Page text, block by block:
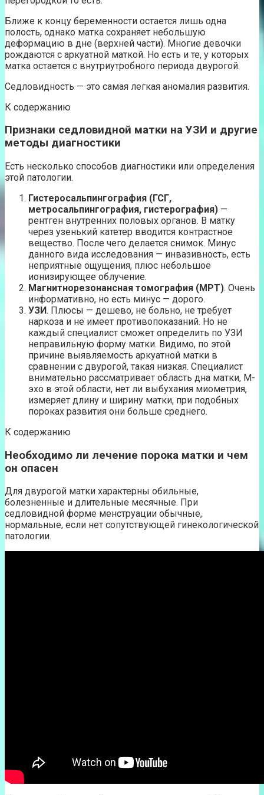
Ближе к концу беременности остается лишь одна
полость, однако матка сохраняет небольшую
деформацию в дне (верхней части). Многие девочки
рождаются с аркуатной маткой. Но есть и те, у которых
матка остается с внутриутробного периода двурогой.
Седловидность — это самая легкая аномалия развития.
К содержанию
Признаки седловидной матки на УЗИ и другие
методы диагностики
Есть несколько способов диагностики или определения
этой патологии.
Гистеросальпингография (ГСГ,
метросальпингография, гистерография) —
рентген внутренних половых органов. В матку
через узенький катетер вводится контрастное
вещество. После чего делается снимок. Минус
данного вида исследования — инвазивность, есть
неприятные ощущения, плюс небольшое
ионизирующее облучение.
Магнитнорезонансная томография (МРТ). Очень
информативно, но есть минус — дорого.
УЗИ. Плюсы — дешево, не больно, не требует
наркоза и не имеет противопоказаний. Но не
каждый специалист сможет определить по УЗИ
неправильную форму матки. Видимо, по этой
причине выявляемость аркуатной матки в
сравнении с двурогой, такая низкая. Специалист
внимательно рассматривает область дна матки, М-
эхо в этой области, нет ли выбухания миометрия,
измеряет длину и ширину матки, при подобных
пороках развития они больше среднего.
К содержанию
Необходимо ли лечение порока матки и чем
он опасен
Для двурогой матки характерны обильные,
болезненные и длительные месячные. При
седловидной форме менструации обычные,
нормальные, если нет сопутствующей гинекологической
патологии.